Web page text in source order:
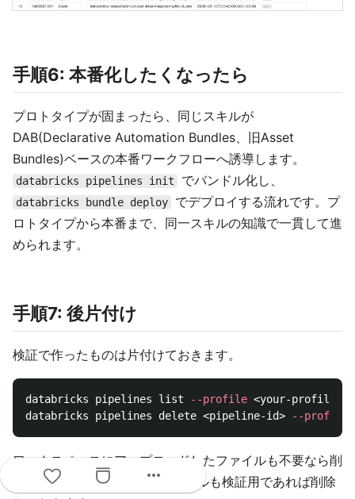
手順6: 本番化したくなったら
プロトタイプが固まったら、同じスキルが
DAB(Declarative Automation Bundles、旧Asset
Bundles)ベースの本番ワークフローへ誘導します。
databricks pipelines init でバンドル化し、
databricks bundle deploy
でデプロイする流れです。プ
ロトタイプから本番まで、同一スキルの知識で一貫して進
められます。
手順7: 後片付け
検証で作ったものは片付けておきます。
databricks pipelines list --profile <your-profile>
databricks pipelines delete <pipeline-id>
--profile
ワークスペースにアップロードしたファイルも不要なら削
除します。生成されたUCテーブルも検証用であれば削除
more_horiz